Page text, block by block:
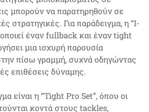
μπορούν να παρατηρηθούν σε
στρατηγικές. Για παράδειγμα, η “I-
έναν fullback και έναν tight
μια ισχυρή παρουσία
πίσω γραμμή, συχνά οδηγώντας
επιθέσεις δύναμης.
είναι η “Tight Pro Set”, όπου οι
κοντά στους tackles,